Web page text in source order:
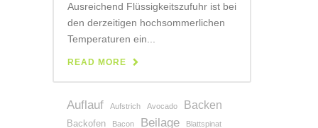
Ausreichend Flüssigkeitszufuhr ist bei
den derzeitigen hochsommerlichen
Temperaturen ein...
READ MORE
Auflauf Aufstrich Avocado Backen
Backofen Bacon Beilage Blattspinat